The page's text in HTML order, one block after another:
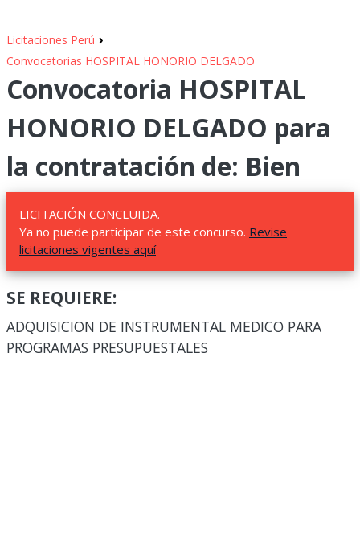
Licitaciones Perú ›
Convocatorias HOSPITAL HONORIO DELGADO
Convocatoria HOSPITAL
HONORIO DELGADO para
la contratación de: Bien
LICITACIÓN CONCLUIDA.
Ya no puede participar de este concurso. Revise
licitaciones vigentes aquí
SE REQUIERE:
ADQUISICION DE INSTRUMENTAL MEDICO PARA
PROGRAMAS PRESUPUESTALES